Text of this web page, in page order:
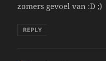
zomers gevoel van :D ;)
REPLY